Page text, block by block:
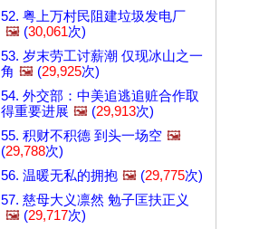
52. 粤上万村民阻建垃圾发电厂
🖼️ (30,061次)
53. 岁末劳工讨薪潮 仅现冰山之一
角 🖼️ (29,925次)
54. 外交部：中美追逃追赃合作取
得重要进展 🖼️ (29,913次)
55. 积财不积德 到头一场空 🖼️
(29,788次)
56. 温暖无私的拥抱 🖼️ (29,775次)
57. 慈母大义凛然 勉子匡扶正义
🖼️ (29,717次)